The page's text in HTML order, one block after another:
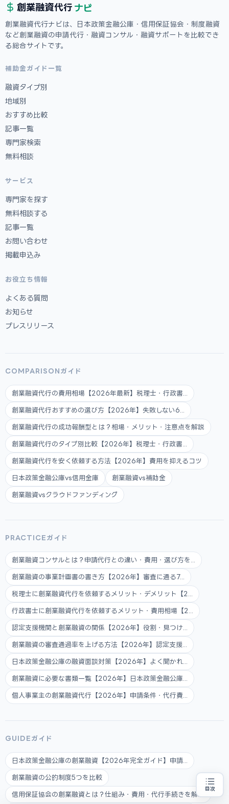
目次
創業融資の代行をお探しの方 地域・業種から選べる
お近くの専門家を探す
創業融資代行 ナビ
創業融資代行ナビは、日本政策金融公庫・信用保証協会・制度融資
など創業融資の申請代行・融資コンサル・融資サポートを比較でき
る総合サイトです。
補助金ガイド一覧
融資タイプ別
地域別
おすすめ比較
記事一覧
専門家検索
無料相談
サービス
専門家を探す
無料相談する
記事一覧
お問い合わせ
掲載申込み
お役立ち情報
よくある質問
お知らせ
プレスリリース
COMPARISONガイド
創業融資代行の費用相場【2026年最新】税理士・行政書...
創業融資代行おすすめの選び方【2026年】失敗しない6...
創業融資代行の成功報酬型とは？相場・メリット・注意点を解説
創業融資代行のタイプ別比較【2026年】税理士・行政書...
創業融資代行を安く依頼する方法【2026年】費用を抑えるコツ
日本政策金融公庫vs信用金庫 創業融資vs補助金
創業融資vsクラウドファンディング
PRACTICEガイド
創業融資コンサルとは？申請代行との違い・費用・選び方を...
創業融資の事業計画書の書き方【2026年】審査に通る7...
税理士に創業融資代行を依頼するメリット・デメリット【2...
行政書士に創業融資代行を依頼するメリット・費用相場【2...
認定支援機関と創業融資の関係【2026年】役割・見つけ...
創業融資の審査通過率を上げる方法【2026年】認定支援...
日本政策金融公庫の融資面談対策【2026年】よく聞かれ...
創業融資に必要な書類一覧【2026年】日本政策金融公庫...
個人事業主の創業融資代行【2026年】申請条件・代行費...
GUIDEガイド
日本政策金融公庫の創業融資【2026年完全ガイド】申請...
創業融資の公的制度5つを比較
信用保証協会の創業融資とは？仕組み・費用・代行手続きを解説